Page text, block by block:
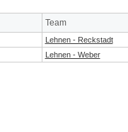
Team
Lehnen - Reckstadt
Lehnen - Weber